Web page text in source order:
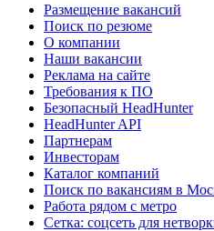
Размещение вакансий
Поиск по резюме
О компании
Наши вакансии
Реклама на сайте
Требования к ПО
Безопасный HeadHunter
HeadHunter API
Партнерам
Инвесторам
Каталог компаний
Поиск по вакансиям в
Работа рядом с метро
Сетка: соцсеть для